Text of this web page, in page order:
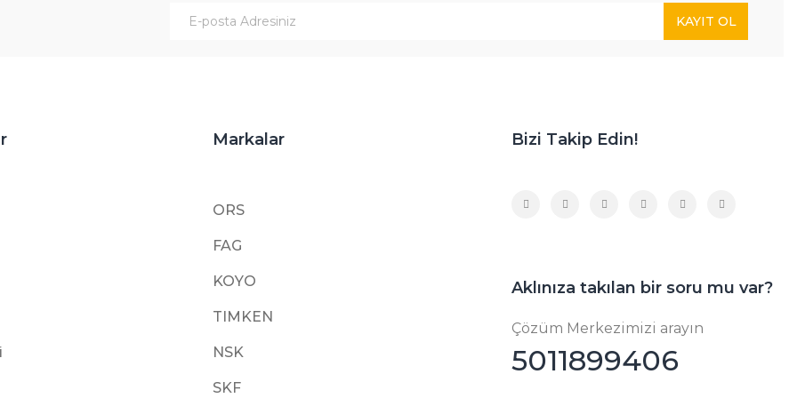
KAYIT OL
Markalar
ORS
FAG
KOYO
TIMKEN
NSK
SKF
Bizi Takip Edin!
Aklınıza takılan bir soru mu var?
Çözüm Merkezimizi arayın
5011899406